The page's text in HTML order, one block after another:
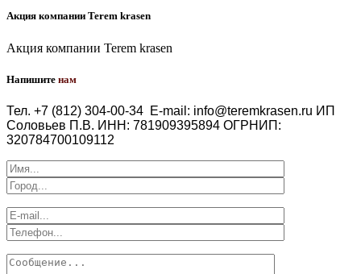
Акция компании Terem krasen
Акция компании Terem krasen
Напишите нам
Тел. +7 (812) 304-00-34 E-mail: info@teremkrasen.ru ИП
Соловьев П.В. ИНН: 781909395894 ОГРНИП:
320784700109112